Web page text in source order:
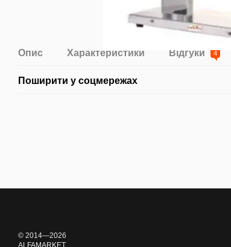
Опис Характеристики Відгуки 4
Поширити у соцмережах
© 2014—2026
ALFAMARKET